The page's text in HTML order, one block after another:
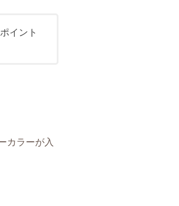
イント
カラーが入